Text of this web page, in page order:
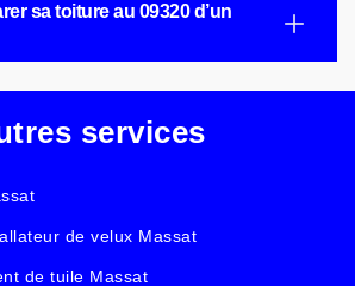
sa toiture au 09320 d’un
services
de velux Massat
de tuile Massat